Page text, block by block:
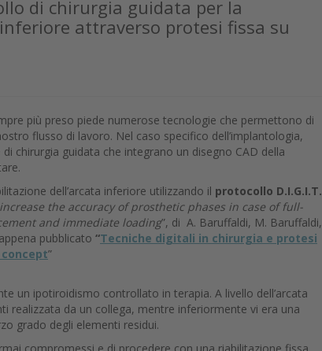
di chirurgia guidata per la
attraverso protesi fissa su
più preso piede numerose tecnologie che permettono di
flusso di lavoro. Nel caso specifico dell’implantologia,
chirurgia guidata che integrano un disegno CAD della
dell’arcata inferiore utilizzando il protocollo D.I.G.I.T.
the accuracy of prosthetic phases in case of full-
and immediate loading”, di A. Baruffaldi, M. Baruffaldi,
pubblicato “Tecniche digitali in chirurgia e protesi
”
un ipotiroidismo controllato in terapia. A livello dell’arcata
realizzata da un collega, mentre inferiormente vi era una
grado degli elementi residui.